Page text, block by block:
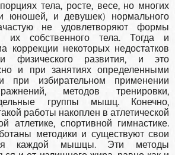
тела, росте, весе, но многих
юношей, и девушек) нормального
не удовлетворяют формы
их собственного тела. Тогда и
коррекции некоторых недостатков
физического развития, и это
и при занятиях определенными
при избирательном применении
методов тренировки,
группы мышц. Конечно,
работы накоплен в атлетической
атлетике, спортивной гимнастике.
методики и существуют свои
каждой мышцы. Эти методы